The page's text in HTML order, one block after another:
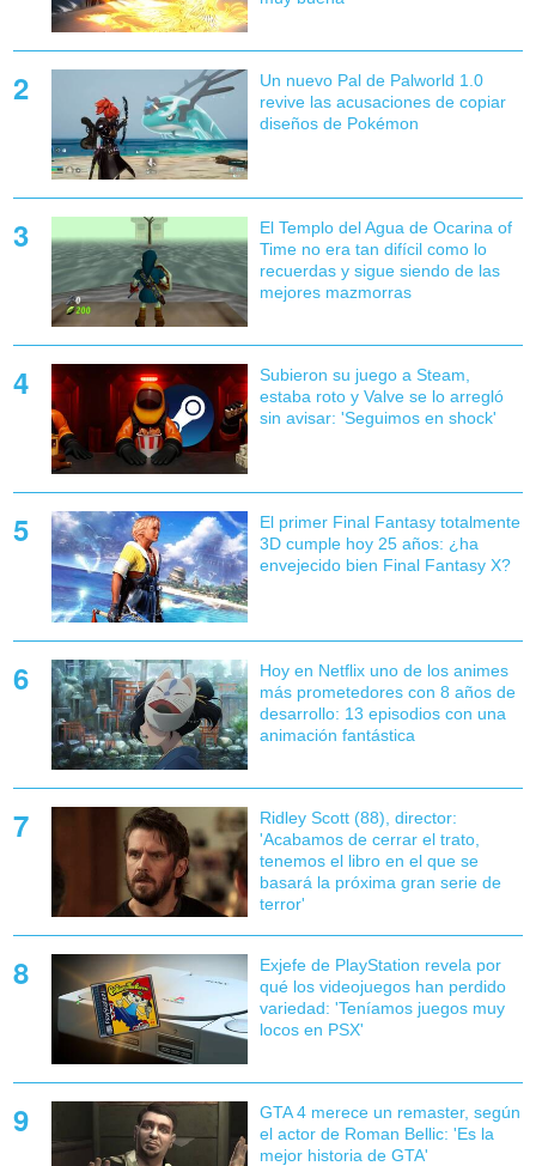
Un nuevo Pal de Palworld 1.0
revive las acusaciones de copiar
diseños de Pokémon
El Templo del Agua de Ocarina of
Time no era tan difícil como lo
recuerdas y sigue siendo de las
mejores mazmorras
Subieron su juego a Steam,
estaba roto y Valve se lo arregló
sin avisar: 'Seguimos en shock'
El primer Final Fantasy totalmente
3D cumple hoy 25 años: ¿ha
envejecido bien Final Fantasy X?
Hoy en Netflix uno de los animes
más prometedores con 8 años de
desarrollo: 13 episodios con una
animación fantástica
Ridley Scott (88), director:
'Acabamos de cerrar el trato,
tenemos el libro en el que se
basará la próxima gran serie de
terror'
Exjefe de PlayStation revela por
qué los videojuegos han perdido
variedad: 'Teníamos juegos muy
locos en PSX'
GTA 4 merece un remaster, según
el actor de Roman Bellic: 'Es la
mejor historia de GTA'